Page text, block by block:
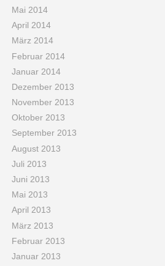
Mai 2014
April 2014
März 2014
Februar 2014
Januar 2014
Dezember 2013
November 2013
Oktober 2013
September 2013
August 2013
Juli 2013
Juni 2013
Mai 2013
April 2013
März 2013
Februar 2013
Januar 2013